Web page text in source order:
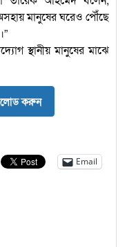
মানুষের ঘরেও পৌঁছে
স্থানীয় মানুষের মাঝে
করুন
Email